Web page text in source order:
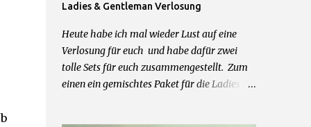
Ladies & Gentleman Verlosung
Heute habe ich mal wieder Lust auf eine
Verlosung für euch und habe dafür zwei
tolle Sets für euch zusammengestellt. Zum
einen ein gemischtes Paket für die Ladies